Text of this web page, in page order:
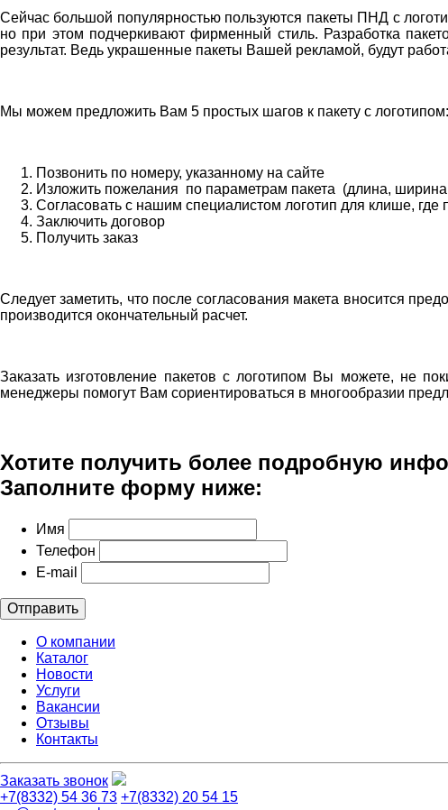
Сейчас большой популярностью пользуются пакеты ПНД с
но при этом подчеркивают фирменный стиль. Разработка
результат. Ведь украшенные пакеты Вашей рекламой, будут
Мы можем предложить Вам 5 простых шагов к пакету с логотипом:
Позвонить по номеру, указанному на сайте
Изложить пожелания по параметрам пакета (длина,
Согласовать с нашим специалистом логотип для клише,
Заключить договор
Получить заказ
Следует заметить, что после согласования макета вносится
производится окончательный расчет.
Заказать изготовление пакетов с логотипом Вы можете, не
менеджеры помогут Вам сориентироваться в многообразии
Хотите получить более подробную
Заполните форму ниже:
Имя
Телефон
E-mail
Отправить
О компании
Каталог
Новости
Услуги
Вакансии
Отзывы
Контакты
Заказать звонок
+7(8332) 54 36 73 +7(8332) 20 54 15